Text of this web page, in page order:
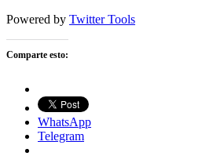
Powered by Twitter Tools
Comparte esto:
WhatsApp
Telegram